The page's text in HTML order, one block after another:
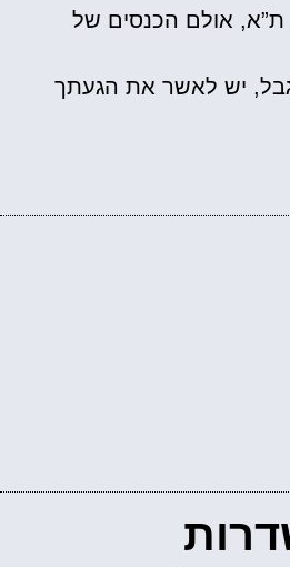
ההשכלה 3, ת”א, אולם הכנסים של
יש לאשר את הגעתך